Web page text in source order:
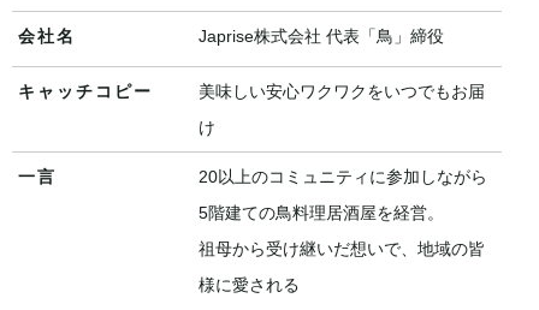
会社名 Japrise株式会社 代表「鳥」締役
キャッチコピー
美味しい安心ワクワクをいつでもお届
け
一言
20以上のコミュニティに参加しながら
5階建ての鳥料理居酒屋を経営。
祖母から受け継いだ想いで、地域の皆
様に愛される